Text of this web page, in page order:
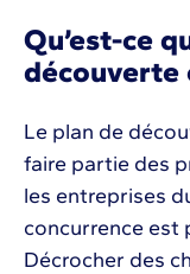
Qu’est-ce
découverte
Le plan de
faire partie des
les entreprises
concurrence est
Décrocher des